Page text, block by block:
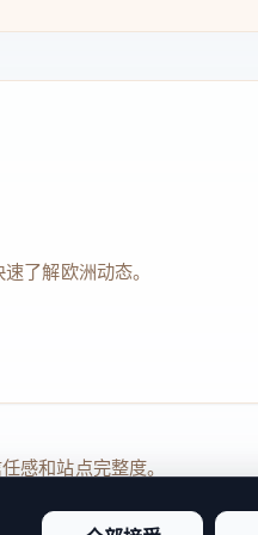
了解欧洲动态。
感和站点完整度。